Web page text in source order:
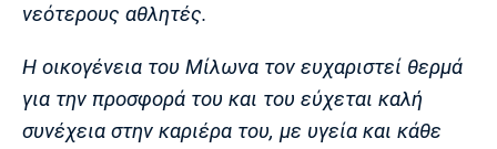
Ντόρτμουντ
νεότερους αθλητές.
Η οικογένεια του Μίλωνα τον ευχαριστεί θερμά
για την προσφορά του και του εύχεται καλή
συνέχεια στην καριέρα του, με υγεία και κάθε